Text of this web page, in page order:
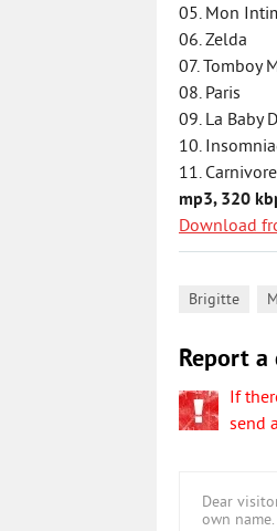
05. Mon
06. Zelda
07. Tomboy
08. Paris
09. La Baby
10.
11. Carnivore
mp3, 320
Download
Brigitte
Report
If
send
Dear
own name.